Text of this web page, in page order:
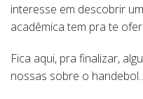
interesse em descobrir
acadêmica tem pra te
Fica aqui, pra finalizar,
nossas sobre o